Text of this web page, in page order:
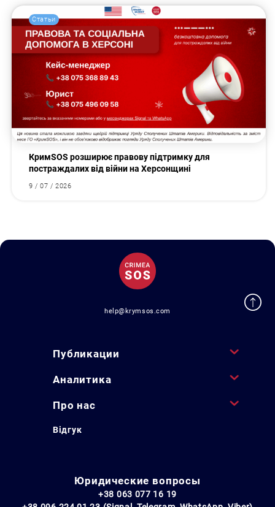
Статьи
КримSOS розширює правову підтримку для
постраждалих від війни на Херсонщині
9 / 07 / 2026
help@krymsos.com
Публикации
Аналитика
Про нас
Відгук
Юридические вопросы
+38 063 077 16 19